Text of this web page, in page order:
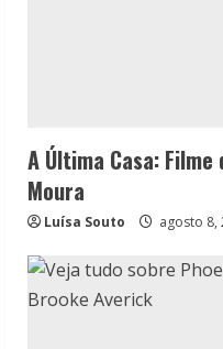
A Última Casa:
Moura
Luísa Souto agosto 8,